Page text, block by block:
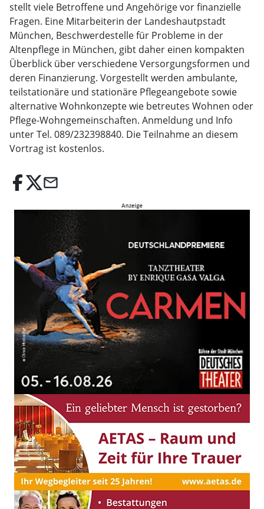
stellt viele Betroffene und Angehörige vor finanzielle
Fragen. Eine Mitarbeiterin der Landeshautpstadt
München, Beschwerdestelle für Probleme in der
Altenpflege in München, gibt daher einen kompakten
Überblick über verschiedene Versorgungsformen und
deren Finanzierung. Vorgestellt werden ambulante,
teilstationäre und stationäre Pflegeangebote sowie
alternative Wohnkonzepte wie betreutes Wohnen oder
Pflege-Wohngemeinschaften. Anmeldung und Info
unter Tel. 089/232398840. Die Teilnahme an diesem
Vortrag ist kostenlos.
email